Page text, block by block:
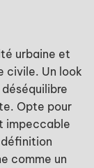
urbaine et
civile. Un look
Opte pour
impeccable
comme un